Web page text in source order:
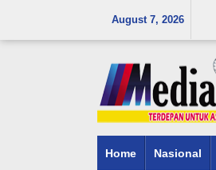
August 7, 2026
Home Nasional